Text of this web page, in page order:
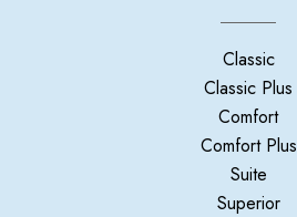
Classic
Classic Plus
Comfort
Comfort Plus
Suite
Superior